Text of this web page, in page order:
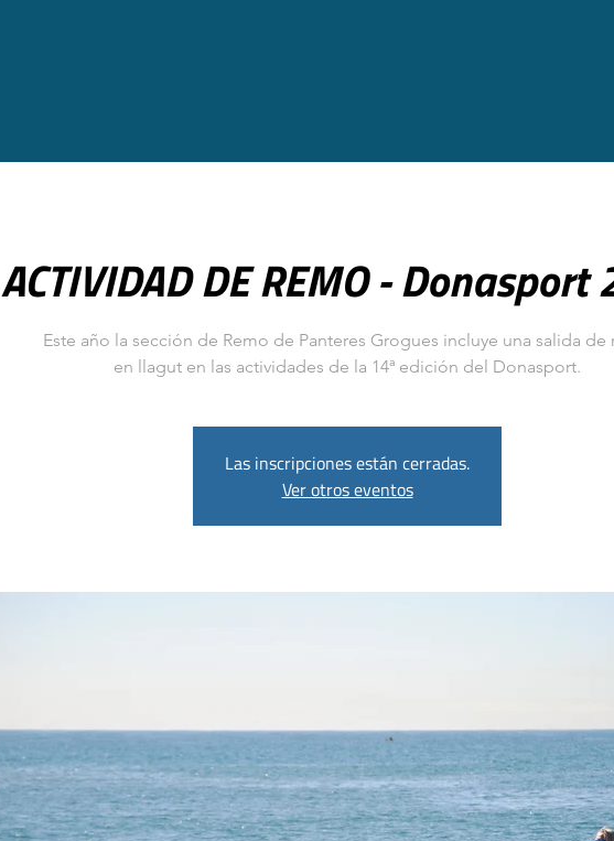
ACTIVIDAD DE REMO - Donasport
Este año la sección de Remo de Panteres Grogues incluye una salida de
en llagut en las actividades de la 14ª edición del Donasport.
Las inscripciones están cerradas.
Ver otros eventos